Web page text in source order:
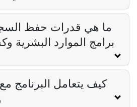
ما هي قدرات حفظ
برامج الموارد البشرية
كيف يتعامل البرنامج مع